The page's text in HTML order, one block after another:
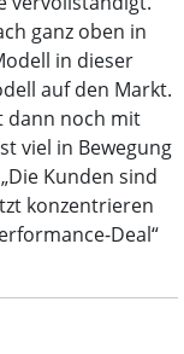
ganz oben in
in dieser
auf den Markt.
dann noch mit
viel in Bewegung
Kunden sind
konzentrieren
Deal“